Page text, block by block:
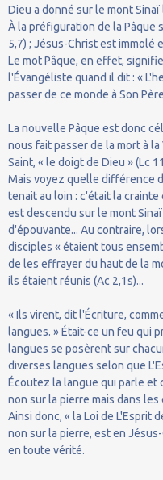
Dieu a donné sur le mont
À la préfiguration de la Pâque
5,7) ; Jésus-Christ est immolé
Le mot Pâque, en effet,
l'Évangéliste quand il dit : «
passer de ce monde à Son
La nouvelle Pâque est donc
nous fait passer de la mort à
Saint, « le doigt de Dieu » (Lc
Mais voyez quelle différence
tenait au loin : c'était la crainte
est descendu sur le mont
d'épouvante... Au contraire,
disciples « étaient tous
de les effrayer du haut de la
ils étaient réunis (Ac 2,1s)...
« Ils virent, dit l'Écriture,
langues. » Était-ce un feu qui
langues se posèrent sur
diverses langues selon que
Écoutez la langue qui parle et
non sur la pierre mais dans les
Ainsi donc, « la Loi de L'Esprit
non sur la pierre, est en
en toute vérité.